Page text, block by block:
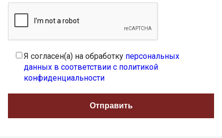
Я согласен(а) на обработку персональных
данных в соответствии с политикой
конфиденциальности